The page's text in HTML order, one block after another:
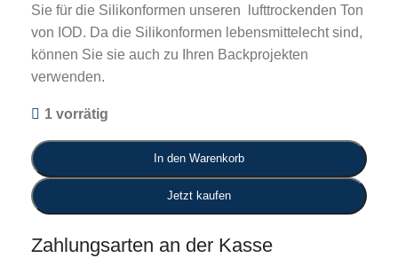
Sie für die Silikonformen unseren lufttrockenden Ton
von IOD. Da die Silikonformen lebensmittelecht sind,
können Sie sie auch zu Ihren Backprojekten
verwenden.
1 vorrätig
In den Warenkorb
Jetzt kaufen
Zahlungsarten an der Kasse